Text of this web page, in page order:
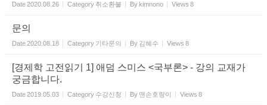
Date2020.08.26 Category 취소환불 By kimnono Views 8
문의
Date2020.08.18 Category 기타문의 By 김혜수 Views 8
[경제학 고전읽기 1] 애덤 스미스 <국부론> - 강의 교재가
궁금합니다.
Date2019.05.03 Category 수강신청 By 맨손호랑이 Views 8